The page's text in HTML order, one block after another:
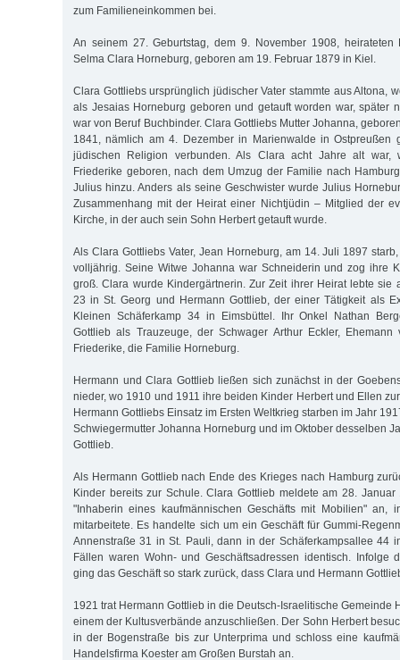
zum Familieneinkommen bei.
An seinem 27. Geburtstag, dem 9. November 1908, heirateten
Selma Clara Horneburg, geboren am 19. Februar 1879 in Kiel.
Clara Gottliebs ursprünglich jüdischer Vater stammte aus Altona,
als Jesaias Horneburg geboren und getauft worden war, später
war von Beruf Buchbinder. Clara Gottliebs Mutter Johanna,
1841, nämlich am 4. Dezember in Marienwalde in Ostpreußen
jüdischen Religion verbunden. Als Clara acht Jahre alt war,
Friederike geboren, nach dem Umzug der Familie nach
Julius hinzu. Anders als seine Geschwister wurde Julius
Zusammenhang mit der Heirat einer Nichtjüdin – Mitglied der
Kirche, in der auch sein Sohn Herbert getauft wurde.
Als Clara Gottliebs Vater, Jean Horneburg, am 14. Juli 1897
volljährig. Seine Witwe Johanna war Schneiderin und zog ihre
groß. Clara wurde Kindergärtnerin. Zur Zeit ihrer Heirat lebte sie
23 in St. Georg und Hermann Gottlieb, der einer Tätigkeit als
Kleinen Schäferkamp 34 in Eimsbüttel. Ihr Onkel Nathan
Gottlieb als Trauzeuge, der Schwager Arthur Eckler, Ehemann
Friederike, die Familie Horneburg.
Hermann und Clara Gottlieb ließen sich zunächst in der
nieder, wo 1910 und 1911 ihre beiden Kinder Herbert und Ellen
Hermann Gottliebs Einsatz im Ersten Weltkrieg starben im Jahr
Schwiegermutter Johanna Horneburg und im Oktober desselben
Gottlieb.
Als Hermann Gottlieb nach Ende des Krieges nach Hamburg
Kinder bereits zur Schule. Clara Gottlieb meldete am 28.
"Inhaberin eines kaufmännischen Geschäfts mit Mobilien" an,
mitarbeitete. Es handelte sich um ein Geschäft für Gummi-
Annenstraße 31 in St. Pauli, dann in der Schäferkampsallee 44
Fällen waren Wohn- und Geschäftsadressen identisch. Infolge
ging das Geschäft so stark zurück, dass Clara und Hermann
1921 trat Hermann Gottlieb in die Deutsch-Israelitische Gemeinde
einem der Kultusverbände anzuschließen. Der Sohn Herbert
in der Bogenstraße bis zur Unterprima und schloss eine
Handelsfirma Koester am Großen Burstah an.